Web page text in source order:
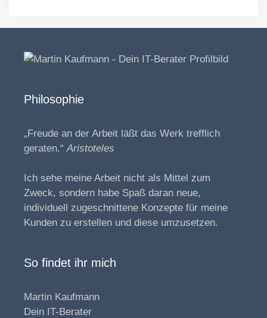
Philosophie
„Freude an der Arbeit läßt das Werk trefflich
geraten.“ Aristoteles
Ich sehe meine Arbeit nicht als Mittel zum
Zweck, sondern habe Spaß daran neue,
individuell zugeschnittene Konzepte für meine
Kunden zu erstellen und diese umzusetzen.
So findet ihr mich
Martin Kaufmann
Dein IT-Berater